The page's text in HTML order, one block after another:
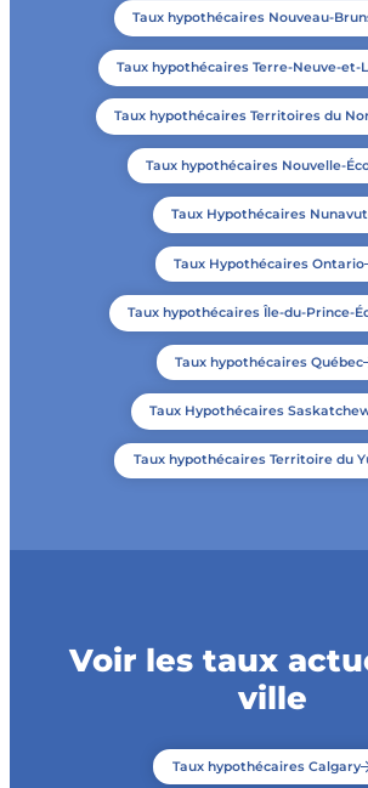
Taux hypothécaires Nouveau-
Taux hypothécaires Terre-Neuve-et-
Taux hypothécaires Territoires du
Taux hypothécaires Nouvelle-
Taux Hypothécaires Nunavut
Taux Hypothécaires Ontario
Taux hypothécaires Île-du-Prince-
Taux hypothécaires Québec
Taux Hypothécaires
Taux hypothécaires Territoire du
Voir les taux
ville
Taux hypothécaires Calgary